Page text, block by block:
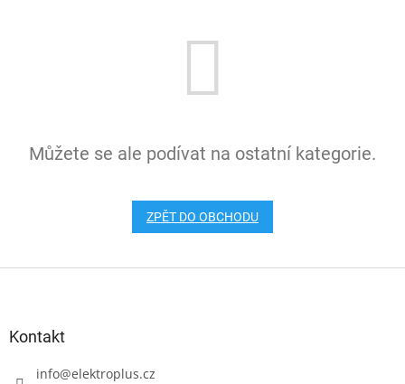
Můžete se ale podívat na ostatní kategorie.
ZPĚT DO OBCHODU
Kontakt
info@elektroplus.cz